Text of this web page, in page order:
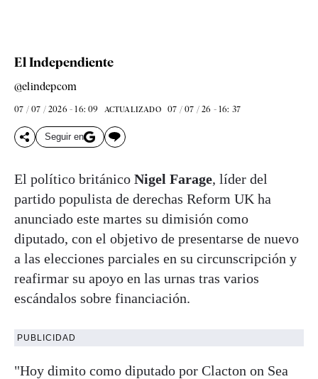
El Independiente
@elindepcom
07 / 07 / 2026 - 16: 09 ACTUALIZADO 07 / 07 / 26 - 16: 37
Seguir en
El político británico Nigel Farage, líder del
partido populista de derechas Reform UK ha
anunciado este martes su dimisión como
diputado, con el objetivo de presentarse de nuevo
a las elecciones parciales en su circunscripción y
reafirmar su apoyo en las urnas tras varios
escándalos sobre financiación.
PUBLICIDAD
"Hoy dimito como diputado por Clacton on Sea